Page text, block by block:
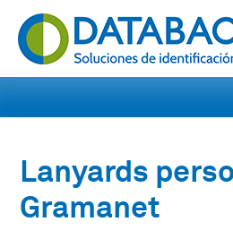
Lanyards
Gramanet